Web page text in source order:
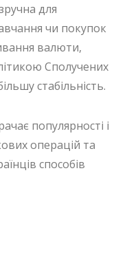
для
чи покупок
валюти,
Сполучених
стабільність.
популярності і
операцій та
способів